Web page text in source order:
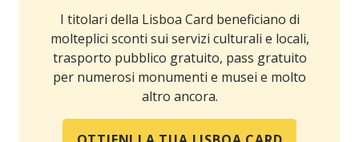
I titolari della Lisboa Card beneficiano di
molteplici sconti sui servizi culturali e locali,
trasporto pubblico gratuito, pass gratuito
per numerosi monumenti e musei e molto
altro ancora.